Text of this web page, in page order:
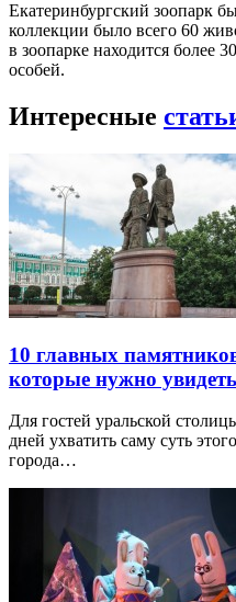
Екатеринбургский зоопарк
коллекции было всего 60
в зоопарке находится более
особей.
Интересные
10 главных
которые нужно увидеть
Для гостей уральской
дней ухватить саму суть
города…